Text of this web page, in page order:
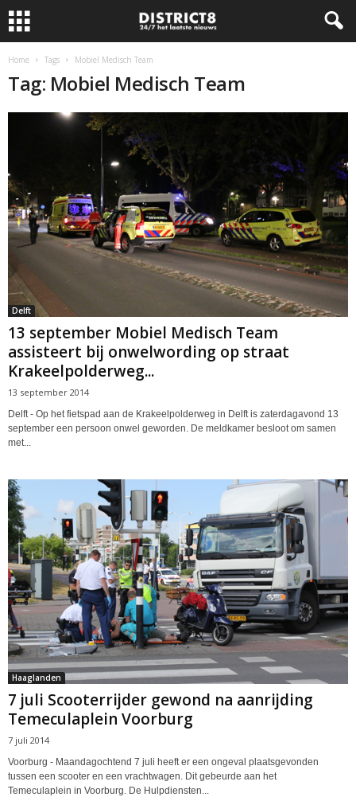
Home Tags Mobiel Medisch Team
Tag: Mobiel Medisch Team
Delft
13 september Mobiel Medisch Team
assisteert bij onwelwording op straat
Krakeelpolderweg...
13 september 2014
Delft - Op het fietspad aan de Krakeelpolderweg in Delft is zaterdagavond 13
september een persoon onwel geworden. De meldkamer besloot om samen
met...
Haaglanden
7 juli Scooterrijder gewond na aanrijding
Temeculaplein Voorburg
7 juli 2014
Voorburg - Maandagochtend 7 juli heeft er een ongeval plaatsgevonden
tussen een scooter en een vrachtwagen. Dit gebeurde aan het
Temeculaplein in Voorburg. De Hulpdiensten...